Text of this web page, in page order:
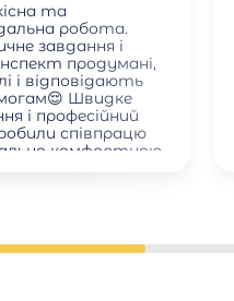
та
робота.
завдання і
продумані,
і відповідають
Швидке
і професійний
співпрацю
комфортною